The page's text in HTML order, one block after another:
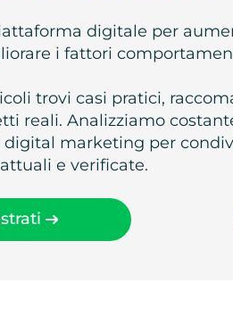
digitale per
i fattori
trovi casi pratici,
reali. Analizziamo
digital marketing per
e verificate.